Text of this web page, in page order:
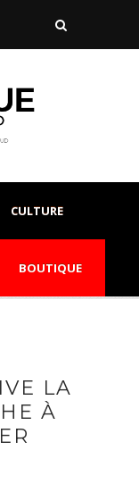
CULTURE
BOUTIQUE
LA
À